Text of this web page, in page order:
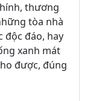
thương
tòa nhà
đáo, hay
xanh mát
được, đúng